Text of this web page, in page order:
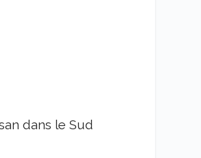
dans le Sud